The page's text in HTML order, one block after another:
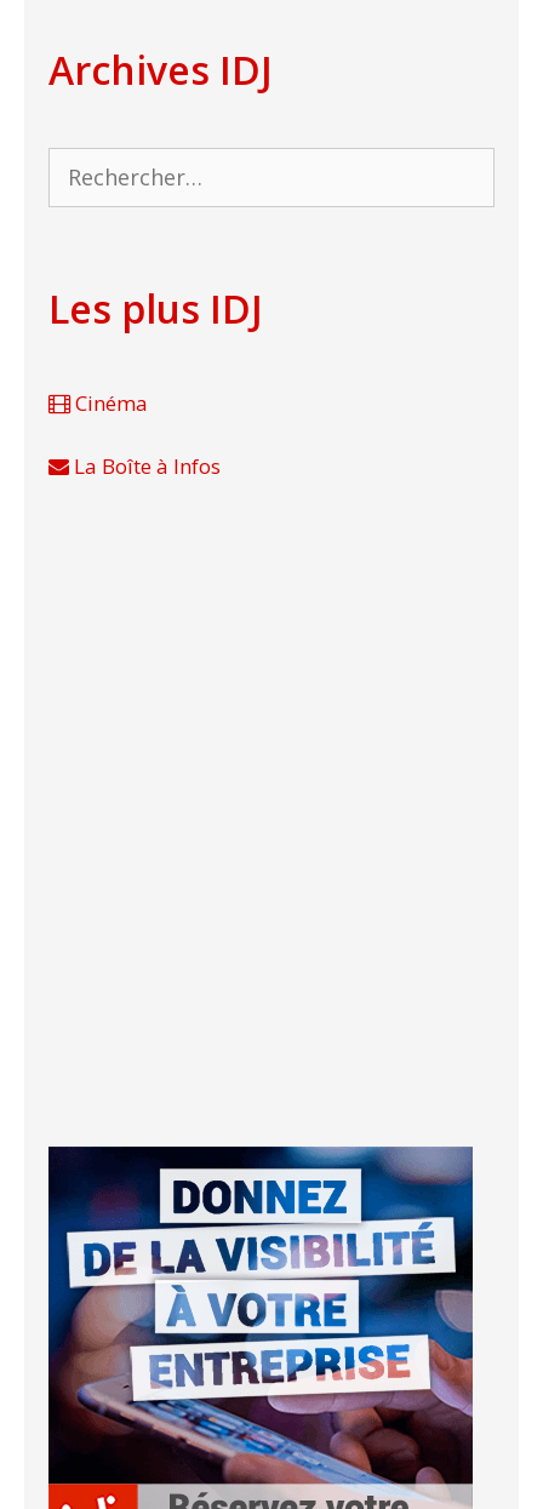
Archives IDJ
Rechercher :
Les plus IDJ
Cinéma
La Boîte à Infos